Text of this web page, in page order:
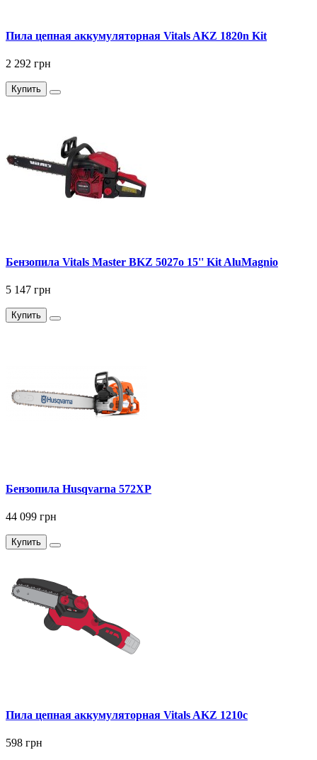
Пила цепная аккумуляторная Vitals AKZ 1820n Kit
2 292 грн
Купить
Бензопила Vitals Master BKZ 5027o 15'' Kit AluMagnio
5 147 грн
Купить
Бензопила Husqvarna 572XP
44 099 грн
Купить
Пила цепная аккумуляторная Vitals AKZ 1210c
598 грн